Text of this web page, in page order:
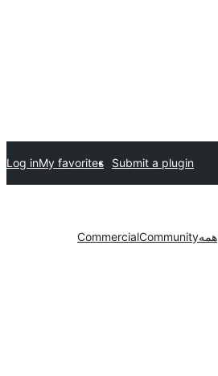
Submit a plugin
My favorites
Log in
همهCommunity
Commercial